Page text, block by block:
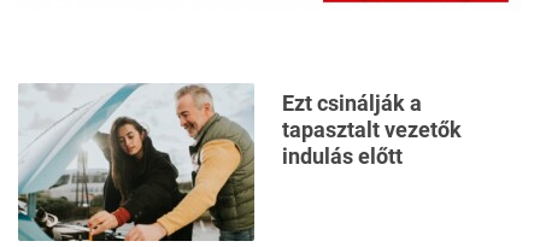
Ezt csinálják a
tapasztalt vezetők
indulás előtt